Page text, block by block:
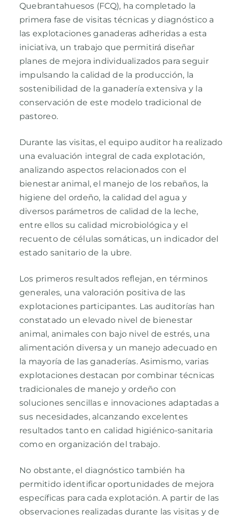
Quebrantahuesos (FCQ), ha completado la
primera fase de visitas técnicas y diagnóstico a
las explotaciones ganaderas adheridas a esta
iniciativa, un trabajo que permitirá diseñar
planes de mejora individualizados para seguir
impulsando la calidad de la producción, la
sostenibilidad de la ganadería extensiva y la
conservación de este modelo tradicional de
pastoreo.
Durante las visitas, el equipo auditor ha realizado
una evaluación integral de cada explotación,
analizando aspectos relacionados con el
bienestar animal, el manejo de los rebaños, la
higiene del ordeño, la calidad del agua y
diversos parámetros de calidad de la leche,
entre ellos su calidad microbiológica y el
recuento de células somáticas, un indicador del
estado sanitario de la ubre.
Los primeros resultados reflejan, en términos
generales, una valoración positiva de las
explotaciones participantes. Las auditorías han
constatado un elevado nivel de bienestar
animal, animales con bajo nivel de estrés, una
alimentación diversa y un manejo adecuado en
la mayoría de las ganaderías. Asimismo, varias
explotaciones destacan por combinar técnicas
tradicionales de manejo y ordeño con
soluciones sencillas e innovaciones adaptadas a
sus necesidades, alcanzando excelentes
resultados tanto en calidad higiénico-sanitaria
como en organización del trabajo.
No obstante, el diagnóstico también ha
permitido identificar oportunidades de mejora
específicas para cada explotación. A partir de las
observaciones realizadas durante las visitas y de